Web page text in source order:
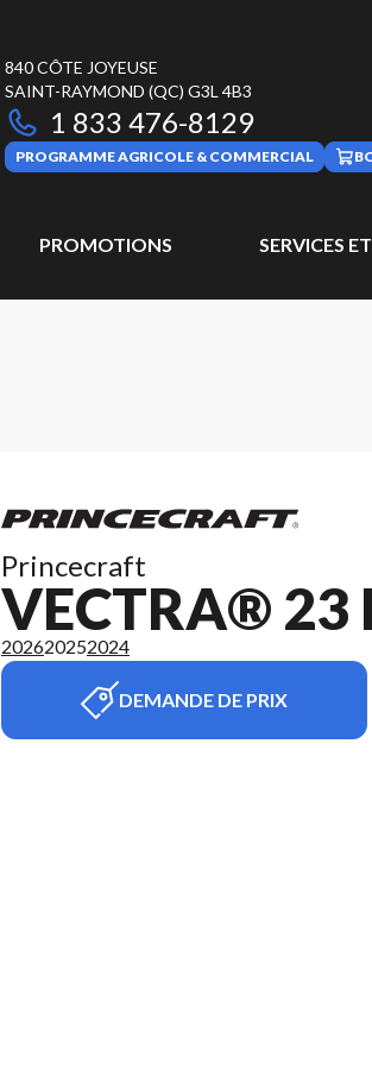
840 CÔTE JOYEUSE
SAINT-RAYMOND (QC) G3L 4B3
1 833 476-8129
PROGRAMME AGRICOLE & COMMERCIAL
PROMOTIONS SERVICES
Princecraft
VECTRA® 23
202620252024
DEMANDE DE PRIX